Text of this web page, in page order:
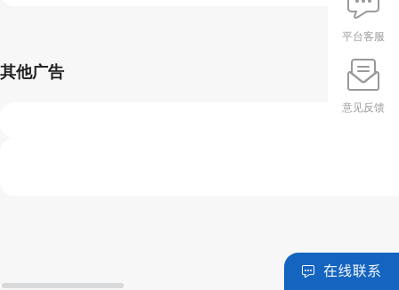
平台客服
意见反馈
其他广告